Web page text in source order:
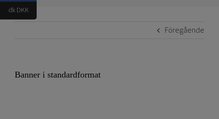
Föregående
Banner i standardformat
dk DKK